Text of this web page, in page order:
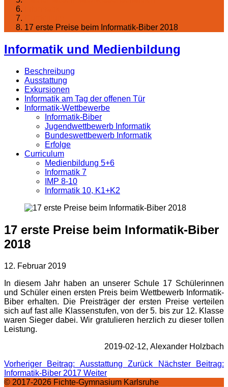
17 erste Preise beim Informatik-Biber 2018
Informatik und Medienbildung
Beschreibung
Ausstattung
Exkursionen
Informatik am Tag der offenen Tür
Informatik-Wettbewerbe
Informatik-Biber
Jugendwettbewerb Informatik
Bundeswettbewerb Informatik
Erfolge
Curriculum
Medienbildung 5+6
Informatik 7
IMP 8-10
Informatik 10, K1+K2
17 erste Preise beim Informatik-Biber
2018
12. Februar 2019
In diesem Jahr haben an unserer Schule 17 Schülerinnen
und Schüler einen ersten Preis beim Wettbewerb Informatik-
Biber erhalten. Die Preisträger der ersten Preise verteilen
sich auf fast alle Klassenstufen, von der 5. bis zur 12. Klasse
waren Sieger dabei. Wir gratulieren herzlich zu dieser tollen
Leistung.
2019-02-12, Alexander Holzbach
Vorheriger Beitrag: AusstattungZurück
Nächster Beitrag:
Informatik-Biber 2017 Weiter
© 2017-2026 Fichte-Gymnasium Karlsruhe